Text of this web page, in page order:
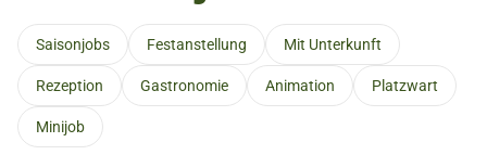
Saisonjobs Festanstellung Mit Unterkunft
Rezeption Gastronomie Animation Platzwart
Minijob